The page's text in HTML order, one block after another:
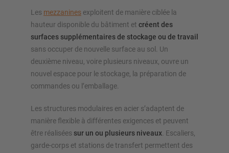
Les mezzanines exploitent de manière ciblée la
hauteur disponible du bâtiment et créent des
surfaces supplémentaires de stockage ou de travail
sans occuper de nouvelle surface au sol. Un
deuxième niveau, voire plusieurs niveaux, ouvre un
nouvel espace pour le stockage, la préparation de
commandes ou l’emballage.
Les structures modulaires en acier s’adaptent de
manière flexible à différentes exigences et peuvent
être réalisées sur un ou plusieurs niveaux. Escaliers,
garde-corps et stations de transfert permettent des